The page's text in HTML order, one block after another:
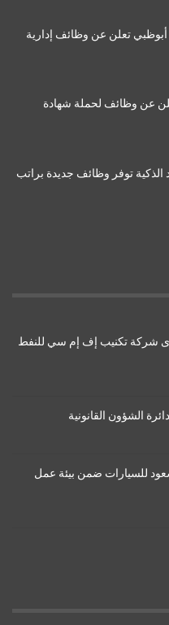
أبوظبي تعلن عن وظائف إدارية
عن وظائف لحملة شهادة
توفر وظائف جديدة براتب
شركة تكنيب إف إم سي للنفط
الشؤون القانونية
للسيارات ضمن بيئة عمل